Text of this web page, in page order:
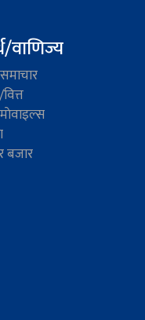
वाणिज्य
बजार